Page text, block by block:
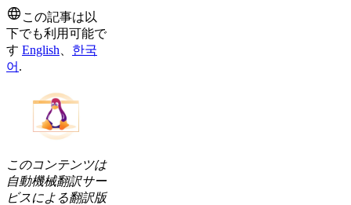
この記事は以
下でも利用可能で
す English
한국
어 .
このコンテンツは
自動機械翻訳サー
ビスによる翻訳版